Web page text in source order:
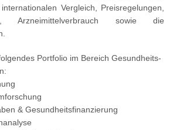
Vergleich, Preisregelungen,
Arzneimittelverbrauch sowie die
Portfolio im Bereich Gesundheits-
& Gesundheitsfinanzierung